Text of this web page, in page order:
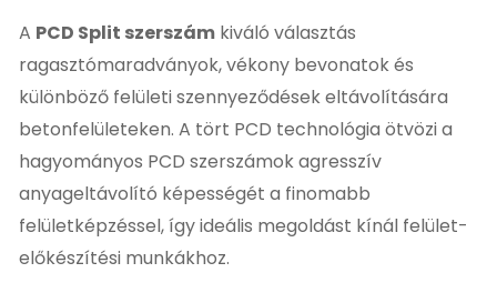
A PCD Split szerszám kiváló választás
ragasztómaradványok, vékony bevonatok és
különböző felületi szennyeződések eltávolítására
betonfelületeken. A tört PCD technológia ötvözi a
hagyományos PCD szerszámok agresszív
anyageltávolító képességét a finomabb
felületképzéssel, így ideális megoldást kínál felület-
előkészítési munkákhoz.